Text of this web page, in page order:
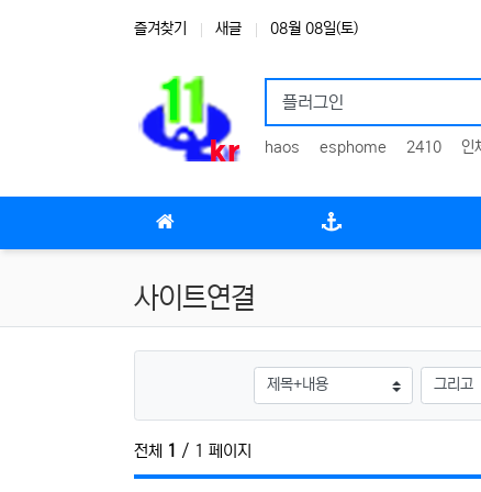
즐겨찾기 새글 08월 08일(토)
haos esphome 2410 인
사이트연결
검색대상
전체 1 / 1 페이지